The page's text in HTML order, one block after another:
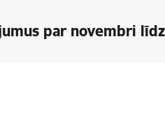
par novembri